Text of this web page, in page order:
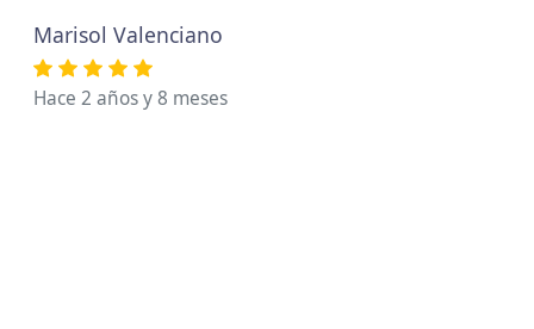
Marisol Valenciano
Hace 2 años y 8 meses